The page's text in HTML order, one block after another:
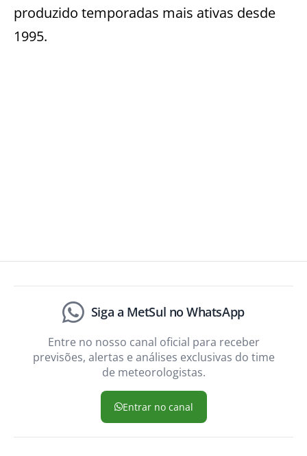
produzido temporadas mais ativas desde
1995.
Siga a MetSul no WhatsApp
Entre no nosso canal oficial para receber
previsões, alertas e análises exclusivas do time
de meteorologistas.
Entrar no canal